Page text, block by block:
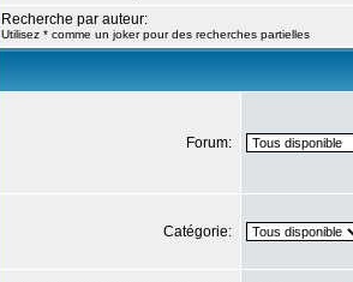
Recherche par auteur:
Utilisez * comme un joker pour des recherches partielles
Forum:
Catégorie: